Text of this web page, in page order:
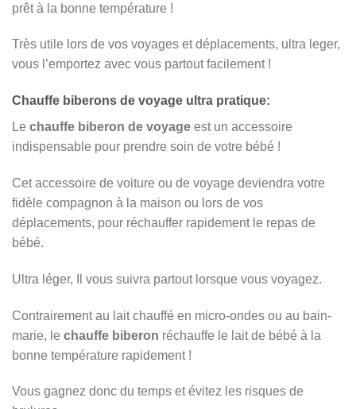
prêt à la bonne température !
Très utile lors de vos voyages et déplacements, ultra leger,
vous l’emportez avec vous partout facilement !
Chauffe biberons de voyage ultra pratique:
Le chauffe biberon de voyage est un accessoire
indispensable pour prendre soin de votre bébé !
Cet accessoire de voiture ou de voyage deviendra votre
fidèle compagnon à la maison ou lors de vos
déplacements, pour réchauffer rapidement le repas de
bébé.
Ultra léger, Il vous suivra partout lorsque vous voyagez.
Contrairement au lait chauffé en micro-ondes ou au bain-
marie, le chauffe biberon réchauffe le lait de bébé à la
bonne température rapidement !
Vous gagnez donc du temps et évitez les risques de